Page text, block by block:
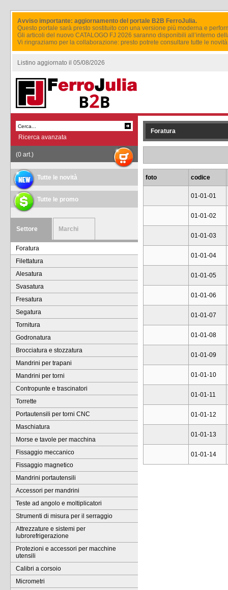
Avviso importante: aggiornamento del portale B2B FerroJulia.
Questo portale sarà presto sostituito con una versione più moderna e
Gli articoli del nuovo CATALOGO FJ 2026 saranno disponibili all’interno
Vi ringraziamo per la collaborazione: presto potrete consultare tutte le
Listino aggiornato il 05/08/2026
Ricerca avanzata
(0 art.)
Tutte le novità
Tutte le promo
Settore Marchi
Foratura
Filettatura
Alesatura
Svasatura
Fresatura
Segatura
Tornitura
Godronatura
Brocciatura e stozzatura
Mandrini per trapani
Mandrini per torni
Contropunte e trascinatori
Torrette
Portautensili per torni CNC
Maschiatura
Morse e tavole per macchina
Fissaggio meccanico
Fissaggio magnetico
Mandrini portautensili
Accessori per mandrini
Teste ad angolo e moltiplicatori
Strumenti di misura per il serraggio
Attrezzature e sistemi per
lubrorefrigerazione
Protezioni e accessori per macchine
utensili
Calibri a corsoio
Micrometri
Foratura
foto codice
01-01-01
01-01-02
01-01-03
01-01-04
01-01-05
01-01-06
01-01-07
01-01-08
01-01-09
01-01-10
01-01-11
01-01-12
01-01-13
01-01-14